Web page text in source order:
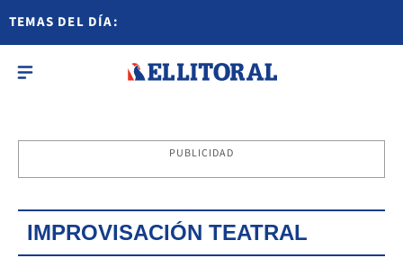
TEMAS DEL DÍA:
PUBLICIDAD
IMPROVISACIÓN TEATRAL